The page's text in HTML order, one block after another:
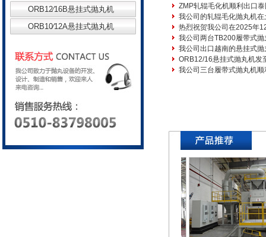
ORB12∕16B悬挂式抛丸机
ORB10∕12A悬挂式抛丸机
ZMP轧辊毛化机顺利出口
我公司的轧辊毛化抛丸机
热烈祝贺我公司在2025年
我公司两台TB200履带式
我公司出口越南的悬挂式
ORB12/16悬挂式抛丸机
我公司三台履带式抛丸机